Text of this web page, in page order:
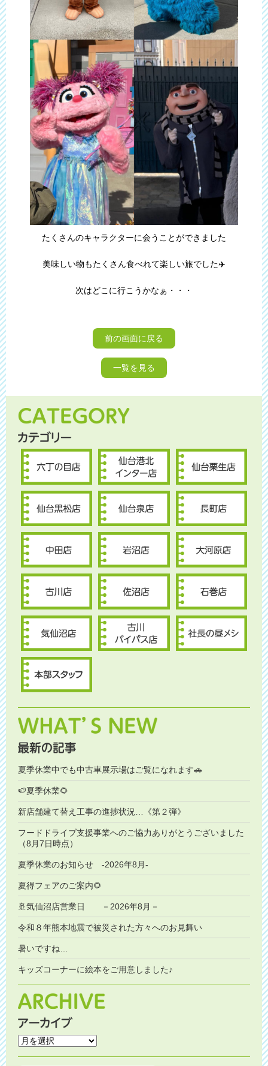
たくさんのキャラクターに会うことができました
美味しい物もたくさん食べれて楽しい旅でした✈️
次はどこに行こうかなぁ・・・
前の画面に戻る
一覧を見る
夏季休業中でも中古車展示場はご覧になれます🚗
🍉夏季休業🌻
新店舗建て替え工事の進捗状況…《第２弾》
フードドライブ支援事業へのご協力ありがとうございました
（8月7日時点）
夏季休業のお知らせ -2026年8月-
夏得フェアのご案内🌻
🚢気仙沼店営業日 －2026年8月－
令和８年熊本地震で被災された方々へのお見舞い
暑いですね…
キッズコーナーに絵本をご用意しました♪